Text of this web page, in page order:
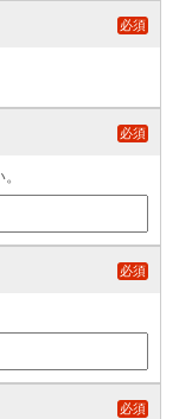
必須
必須
必須
必須